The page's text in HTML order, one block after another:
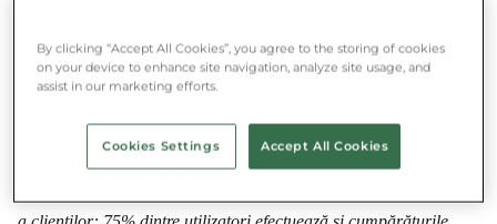
comunicării PENNY în Ungaria.
în lupta de salvare a mâncării, pentru ceea ce suntem
By clicking “Accept All Cookies”, you agree to the storing of cookies
on your device to enhance site navigation, analyze site usage, and
assist in our marketing efforts.
Cookies Settings Accept All Cookies